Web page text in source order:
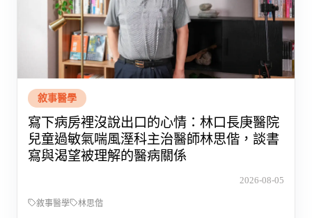
敘事醫學
寫下病房裡沒說出口的心情：林口長庚醫院
兒童過敏氣喘風溼科主治醫師林思偕，談書
寫與渴望被理解的醫病關係
2026-08-05
敘事醫學 林思偕